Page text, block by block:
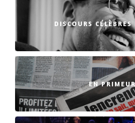
DISCOURS CÉLÈBRES
EN